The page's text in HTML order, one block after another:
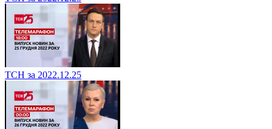
ТСН за 2022.12.25